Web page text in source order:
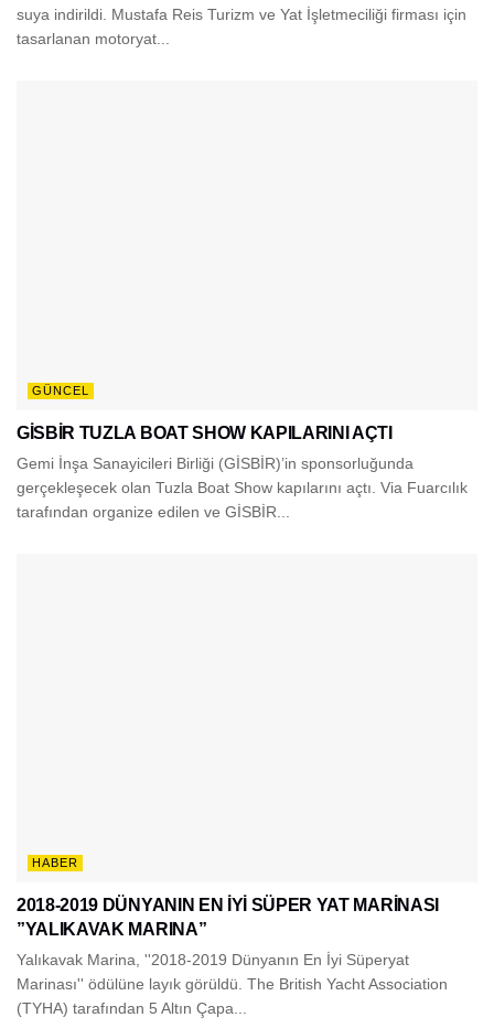
suya indirildi. Mustafa Reis Turizm ve Yat İşletmeciliği firması için
tasarlanan motoryat...
GÜNCEL
GİSBİR TUZLA BOAT SHOW KAPILARINI AÇTI
Gemi İnşa Sanayicileri Birliği (GİSBİR)’in sponsorluğunda
gerçekleşecek olan Tuzla Boat Show kapılarını açtı. Via Fuarcılık
tarafından organize edilen ve GİSBİR...
HABER
2018-2019 DÜNYANIN EN İYİ SÜPER YAT MARİNASI
”YALIKAVAK MARINA”
Yalıkavak Marina, ''2018-2019 Dünyanın En İyi Süperyat
Marinası'' ödülüne layık görüldü. The British Yacht Association
(TYHA) tarafından 5 Altın Çapa...